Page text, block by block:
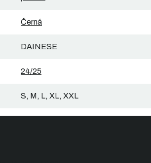
Černá
DAINESE
24/25
S, M, L, XL, XXL